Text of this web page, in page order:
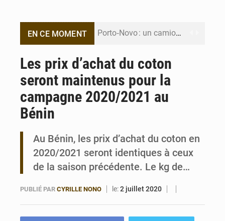
EN CE MOMENT Porto‑Novo : un camion de produits pétroliers embrase Avakpa
Les prix d’achat du coton
seront maintenus pour la
campagne 2020/2021 au
Bénin
Au Bénin, les prix d’achat du coton en
2020/2021 seront identiques à ceux
de la saison précédente. Le kg de…
PUBLIÉ PAR CYRILLE NONO le:2 juillet 2020